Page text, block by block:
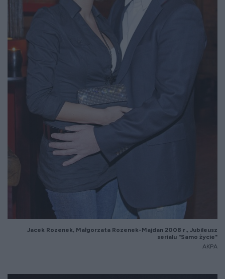
Jacek Rozenek, Małgorzata Rozenek-Majdan 2008 r., Jubileusz
serialu "Samo życie"
AKPA